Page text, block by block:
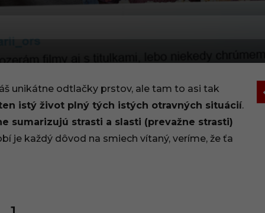
unikátne odtlačky prstov, ale tam to asi tak
istý život plný tých istých otravných situácií.
sumarizujú strasti a slasti (prevažne strasti)
je každý dôvod na smiech vítaný, veríme, že ťa